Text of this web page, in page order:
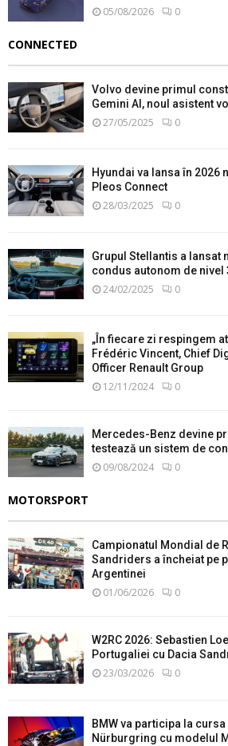
05/08/2026 0
CONNECTED
Volvo devine primul
Gemini AI, noul asistent
27/05/2025 0
Hyundai va lansa în
Pleos Connect
28/03/2025 0
Grupul Stellantis a lansat
condus autonom de nivel
24/02/2025 0
„În fiecare zi respingem
Frédéric Vincent, Chief
Officer Renault Group
12/11/2024 0
Mercedes-Benz devine
testează un sistem de
09/08/2024 0
MOTORSPORT
Campionatul Mondial de
Sandriders a încheiat pe
Argentinei
01/06/2026 0
W2RC 2026: Sebastien
Portugaliei cu Dacia
23/03/2026 0
BMW va participa la
Nürburgring cu modelul